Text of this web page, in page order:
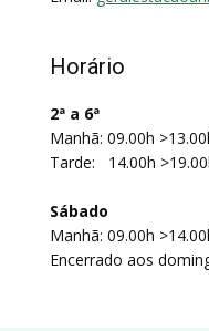
Horário
2ª a 6ª
Manhã: 09.00h
Tarde: 14.00h
Sábado
Manhã: 09.00h
Encerrado aos